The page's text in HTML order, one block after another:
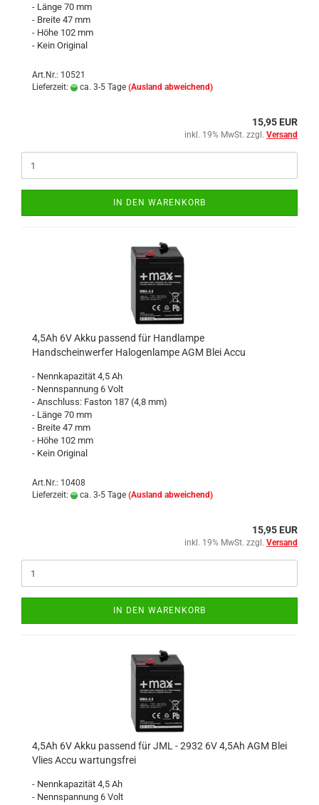
- Länge 70 mm
- Breite 47 mm
- Höhe 102 mm
- Kein Original
Art.Nr.: 10521
Lieferzeit:
ca. 3-5 Tage (Ausland abweichend)
15,95 EUR
inkl. 19% MwSt. zzgl. Versand
IN DEN WARENKORB
4,5Ah 6V Akku passend für Handlampe
Handscheinwerfer Halogenlampe AGM Blei Accu
- Nennkapazität 4,5 Ah
- Nennspannung 6 Volt
- Anschluss: Faston 187 (4,8 mm)
- Länge 70 mm
- Breite 47 mm
- Höhe 102 mm
- Kein Original
Art.Nr.: 10408
Lieferzeit:
ca. 3-5 Tage (Ausland abweichend)
15,95 EUR
inkl. 19% MwSt. zzgl. Versand
IN DEN WARENKORB
4,5Ah 6V Akku passend für JML - 2932 6V 4,5Ah AGM Blei
Vlies Accu wartungsfrei
- Nennkapazität 4,5 Ah
- Nennspannung 6 Volt